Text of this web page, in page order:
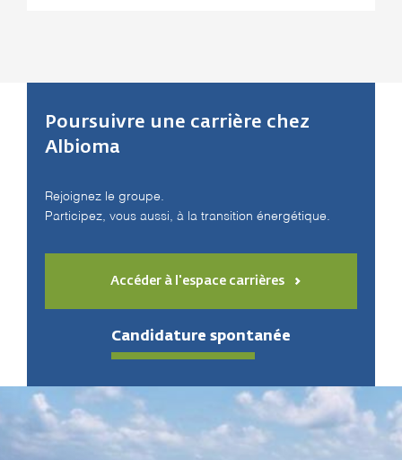
Poursuivre une carrière chez
Albioma
Rejoignez le groupe.
Participez, vous aussi, à la transition énergétique.
Accéder à l'espace carrières
Candidature spontanée